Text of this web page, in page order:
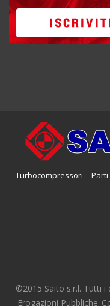
Turbocompressori -
©2015 Saito s.r.l. Tutti
Erogazioni Pubbliche